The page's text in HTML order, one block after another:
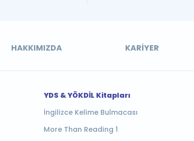
HAKKIMIZDA KARIYER
YDS & YÖKDİL Kitapları
İngilizce Kelime Bulmacası
More Than Reading 1